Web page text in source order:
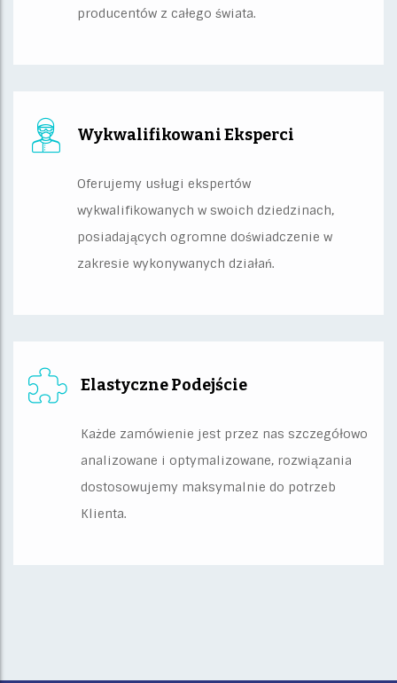
producentów z całego świata.
Wykwalifikowani Eksperci
Oferujemy usługi ekspertów
wykwalifikowanych w swoich dziedzinach,
posiadających ogromne doświadczenie w
zakresie wykonywanych działań.
Elastyczne Podejście
Każde zamówienie jest przez nas szczegółowo
analizowane i optymalizowane, rozwiązania
dostosowujemy maksymalnie do potrzeb
Klienta.